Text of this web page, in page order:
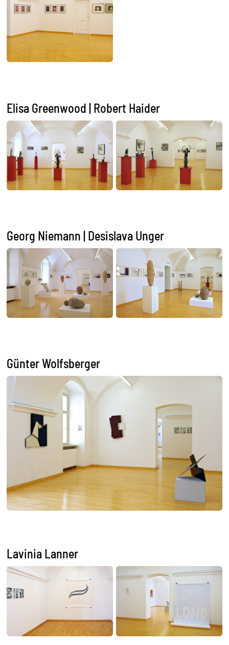
Elisa Greenwood | Robert Haider
Georg Niemann | Desislava Unger
Günter Wolfsberger
Lavinia Lanner